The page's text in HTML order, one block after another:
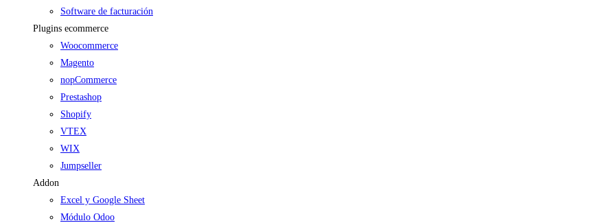
Software de facturación
Plugins ecommerce
Woocommerce
Magento
nopCommerce
Prestashop
Shopify
VTEX
WIX
Jumpseller
Addon
Excel y Google Sheet
Módulo Odoo